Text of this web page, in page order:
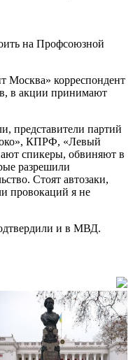
на Профсоюзной
Москва» корреспондент
в акции принимают
представители партий
КПРФ, «Левый
спикеры, обвиняют в
разрешили
Стоят автозаки,
провокаций я не
и в МВД.